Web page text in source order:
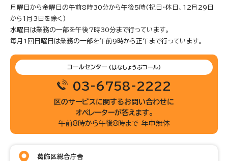
月曜日から金曜日の午前8時30分から午後5時(祝日・休日、12月29日
から1月3日を除く)
水曜日は業務の一部を午後7時30分まで行っています。
毎月1回日曜日は業務の一部を午前9時から正午まで行っています。
コールセンター (はなしょうぶコール)
03-6758-2222
区のサービスに関するお問い合わせに
オペレーターが答えます。
午前8時から午後8時まで 年中無休
葛飾区総合庁舎